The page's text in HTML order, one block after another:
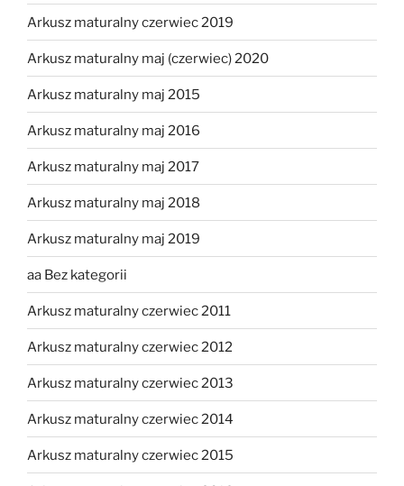
Arkusz maturalny czerwiec 2019
Arkusz maturalny maj (czerwiec) 2020
Arkusz maturalny maj 2015
Arkusz maturalny maj 2016
Arkusz maturalny maj 2017
Arkusz maturalny maj 2018
Arkusz maturalny maj 2019
aa Bez kategorii
Arkusz maturalny czerwiec 2011
Arkusz maturalny czerwiec 2012
Arkusz maturalny czerwiec 2013
Arkusz maturalny czerwiec 2014
Arkusz maturalny czerwiec 2015